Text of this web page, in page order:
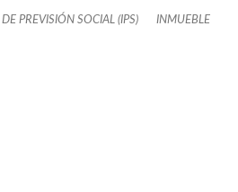
PREVISIÓN SOCIAL (IPS) INMUEBLE